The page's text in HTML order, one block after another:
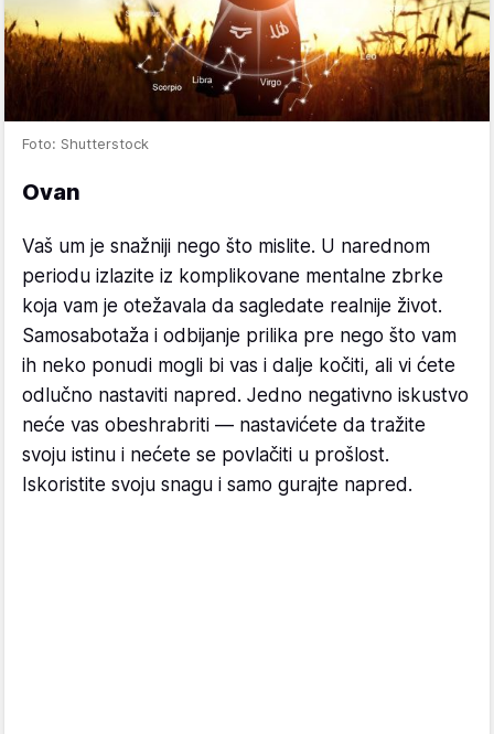
Foto: Shutterstock
Ovan
Vaš um je snažniji nego što mislite. U narednom
periodu izlazite iz komplikovane mentalne zbrke
koja vam je otežavala da sagledate realnije život.
Samosabotaža i odbijanje prilika pre nego što vam
ih neko ponudi mogli bi vas i dalje kočiti, ali vi ćete
odlučno nastaviti napred. Jedno negativno iskustvo
neće vas obeshrabriti — nastavićete da tražite
svoju istinu i nećete se povlačiti u prošlost.
Iskoristite svoju snagu i samo gurajte napred.